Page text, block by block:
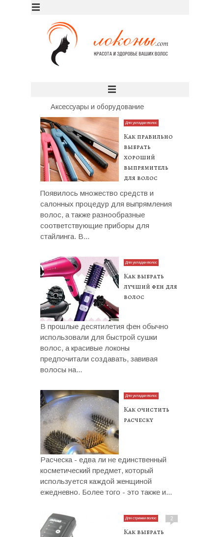
Аксессуары и оборудование
Для укладки волос
Как правильно
выбрать
хороший
выпрямитель
для волос
Появилось множество средств и
салонных процедур для выпрямления
волос, а также разнообразные
соответствующие приборы для
стайлинга. В...
Для укладки волос
Как выбрать
лучший фен для
волос
В прошлые десятилетия фен обычно
использовали для быстрой сушки
волос, а красивые локоны
предпочитали создавать, завивая
волосы на...
Для укладки волос
Как очистить
расческу
Расческа - едва ли не единственный
косметический предмет, который
используется каждой женщиной
ежедневно. Более того - это также и...
Для стрижки волос 2
Как выбрать